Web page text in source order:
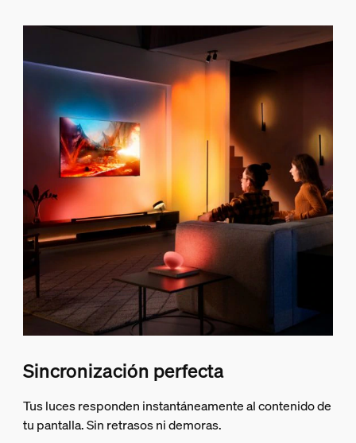
Sincronización perfecta
Tus luces responden instantáneamente al contenido de
tu pantalla. Sin retrasos ni demoras.